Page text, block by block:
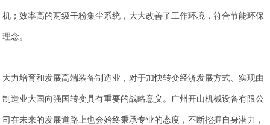
机；效率高的两级干粉集尘系统，大大改善了工作环境，符合节能环保
理念。
大力培育和发展高端装备制造业，对于加快转变经济发展方式、实现由
制造业大国向强国转变具有重要的战略意义。广州开山机械设备有限公
司在未来的发展道路上也会始终秉承专业的态度，不断挖掘自身潜力，